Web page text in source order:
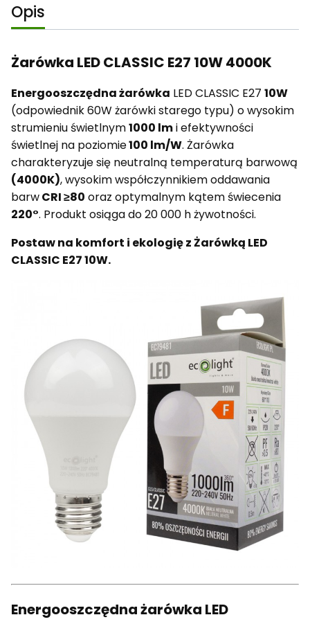
Opis
Żarówka LED CLASSIC E27 10W 4000K
Energooszczędna żarówka LED CLASSIC E27 10W
(odpowiednik 60W żarówki starego typu) o wysokim
strumieniu świetlnym1000 lmi efektywności
świetlnej na poziomie100 lm/W. Żarówka
charakteryzuje się neutralną temperaturą barwową
(4000K), wysokim współczynnikiem oddawania
barwCRI ≥80 oraz optymalnym kątem świecenia
220°. Produkt osiąga do 20 000 h żywotności.
Postaw na komfort i ekologię z Żarówką LED
CLASSIC E27 10W.
Energooszczędna żarówka LED